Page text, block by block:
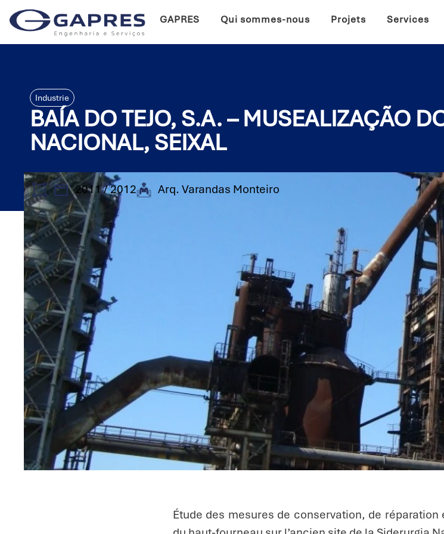
GAPRES Qui sommes-nous Projets Services
Industrie
BAÍA DO TEJO, S.A. – MUSEALIZAÇÃO
NACIONAL, SEIXAL
2011 / 2012 Arq. Varandas Monteiro
Étude des mesures de conservation, de